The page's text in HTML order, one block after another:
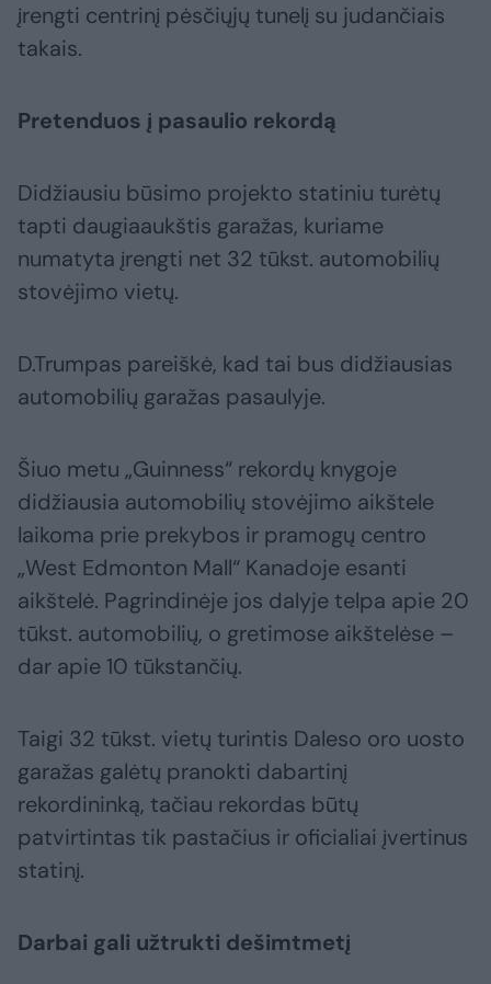
įrengti centrinį pėsčiųjų tunelį su judančiais
takais.
Pretenduos į pasaulio rekordą
Didžiausiu būsimo projekto statiniu turėtų
tapti daugiaaukštis garažas, kuriame
numatyta įrengti net 32 tūkst. automobilių
stovėjimo vietų.
D.Trumpas pareiškė, kad tai bus didžiausias
automobilių garažas pasaulyje.
Šiuo metu „Guinness“ rekordų knygoje
didžiausia automobilių stovėjimo aikštele
laikoma prie prekybos ir pramogų centro
„West Edmonton Mall“ Kanadoje esanti
aikštelė. Pagrindinėje jos dalyje telpa apie 20
tūkst. automobilių, o gretimose aikštelėse –
dar apie 10 tūkstančių.
Taigi 32 tūkst. vietų turintis Daleso oro uosto
garažas galėtų pranokti dabartinį
rekordininką, tačiau rekordas būtų
patvirtintas tik pastačius ir oficialiai įvertinus
statinį.
Darbai gali užtrukti dešimtmetį